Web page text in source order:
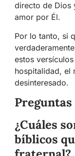
directo de Dios
amor por Él.
Por lo tanto, si
estos
hospitalidad, el
desinteresado.
¿Cuáles
bíblicos